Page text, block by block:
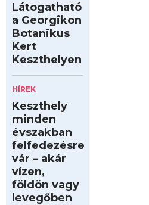
Látogatható
a Georgikon
Botanikus
Kert
Keszthelyen
HÍREK
Keszthely
minden
évszakban
felfedezésre
vár – akár
vízen,
földön vagy
levegőben